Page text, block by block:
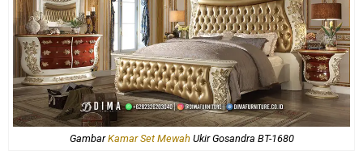
GambarKamar Set Mewah Ukir Gosandra BT-1680